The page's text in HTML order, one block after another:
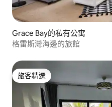
Grace Bay的私有公寓
格雷斯灣海邊的旅館
旅客精選
旅客精選